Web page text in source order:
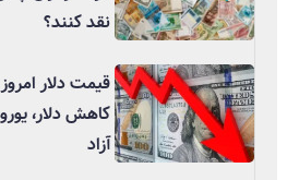
نقد کنند؟
کاهش دلار،
آزاد